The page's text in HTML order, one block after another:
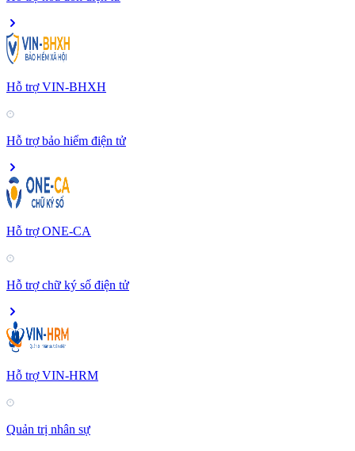
Hỗ trợ VIN-BHXH
Hỗ trợ bảo hiểm điện tử
Hỗ trợ ONE-CA
Hỗ trợ chữ ký số điện tử
Hỗ trợ VIN-HRM
Quản trị nhân sự